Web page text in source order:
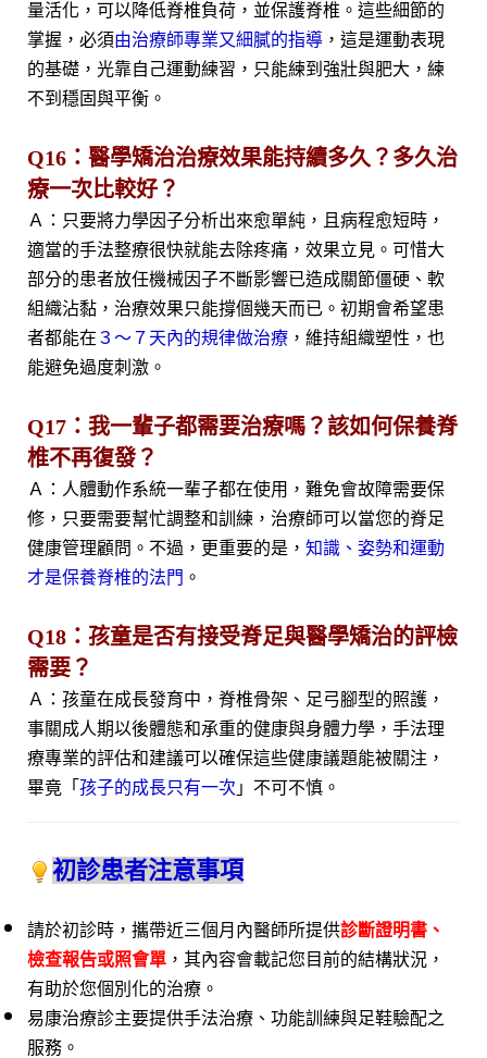
量活化，可以降低脊椎負荷，並保護脊椎。這些細節的
掌握，必須由治療師專業又細膩的指導 ，這是運動表現
的基礎，光靠自己運動練習，只能練到強壯與肥大，練
不到穩固與平衡。
Q16：醫學矯治治療效果能持續多久？多久治
療一次比較好？
Ａ：只要將力學因子分析出來愈單純，且病程愈短時，
適當的手法整療很快就能去除疼痛，效果立見。可惜大
部分的患者放任機械因子不斷影響已造成關節僵硬、軟
組織沾黏，治療效果只能撐個幾天而已。初期會希望患
者都能在 ３～７天內的規律做治療 ，維持組織塑性，也
能避免過度刺激。
Q17：我一輩子都需要治療嗎？該如何保養脊
椎不再復發？
Ａ：人體動作系統一輩子都在使用，難免會故障需要保
修，只要需要幫忙調整和訓練，治療師可以當您的脊足
健康管理顧問。不過，更重要的是， 知識、姿勢和運動
才是保養脊椎的法門 。
Q18：孩童是否有接受脊足與醫學矯治的評檢
需要？
Ａ：孩童在成長發育中，脊椎骨架、足弓腳型的照護，
事關成人期以後體態和承重的健康與身體力學，手法理
療專業的評估和建議可以確保這些健康議題能被關注，
畢竟「 孩子的成長只有一次 」不可不慎。
初診患者注意事項
請於初診時，攜帶近三個月內醫師所提供診斷證明書、
檢查報告或照會單 ，其內容會載記您目前的結構狀況，
有助於您個別化的治療。
易康治療診主要提供手法治療、功能訓練與足鞋驗配之
服務。